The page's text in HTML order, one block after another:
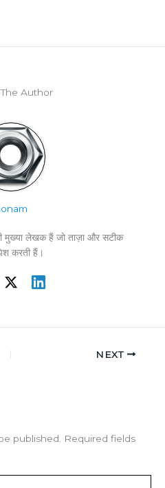
Author
लेखक हैं जो ताज़ा और सटीक
करती हैं।
NEXT
published.
Required fields